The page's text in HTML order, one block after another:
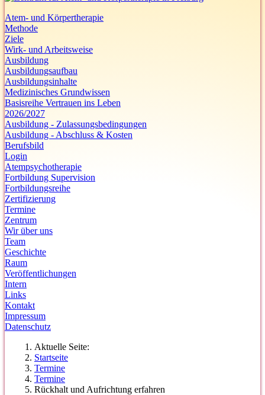
Atem- und Körpertherapie
Methode
Ziele
Wirk- und Arbeitsweise
Ausbildung
Ausbildungsaufbau
Ausbildungsinhalte
Medizinisches Grundwissen
Basisreihe Vertrauen ins Leben
2026/2027
Ausbildung - Zulassungsbedingungen
Ausbildung - Abschluss & Kosten
Berufsbild
Login
Atempsychotherapie
Fortbildung Supervision
Fortbildungsreihe
Zertifizierung
Termine
Zentrum
Wir über uns
Team
Geschichte
Raum
Veröffentlichungen
Intern
Links
Kontakt
Impressum
Datenschutz
Aktuelle Seite:
Startseite
Termine
Termine
Rückhalt und Aufrichtung erfahren